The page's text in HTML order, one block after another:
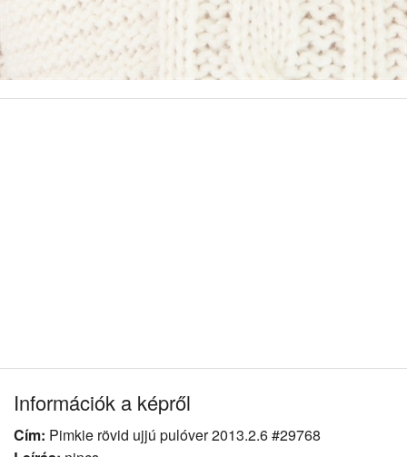
Információk a képről
Cím: Pimkie rövid ujjú pulóver 2013.2.6 #29768